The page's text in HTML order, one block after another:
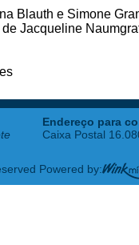
Blauth e Simone
Jacqueline
Endereço para
Caixa Postal
Powered by: